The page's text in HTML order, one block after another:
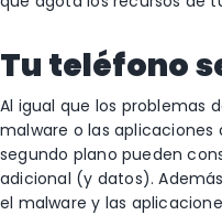
Tu teléfono
Al igual que los problemas
malware o las
segundo plano pueden
adicional (y datos).
el malware y las